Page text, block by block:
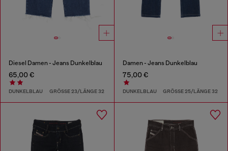
Diesel Damen - Jeans Dunkelblau
65,00 €
DUNKELBLAU GRÖSSE 23/LÄNGE 32
Damen - Jeans Dunkelblau
75,00 €
DUNKELBLAU GRÖSSE 25/LÄNGE 32